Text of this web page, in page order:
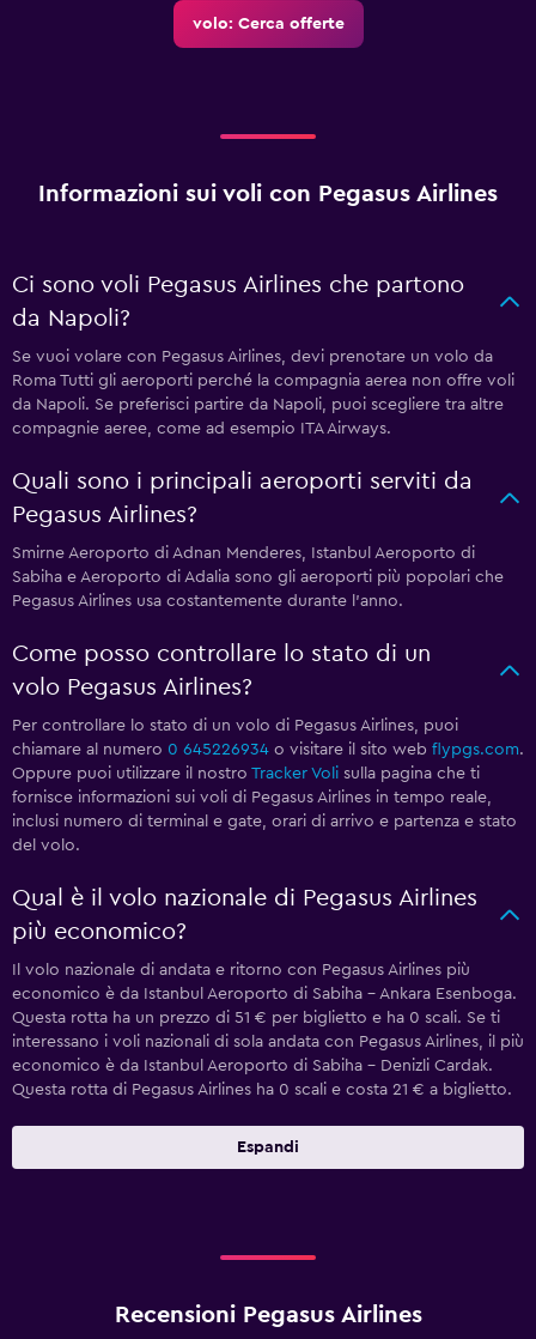
volo: Cerca offerte
Informazioni sui voli con Pegasus Airlines
Ci sono voli Pegasus Airlines che partono
da Napoli?
Se vuoi volare con Pegasus Airlines, devi prenotare un volo da
Roma Tutti gli aeroporti perché la compagnia aerea non offre voli
da Napoli. Se preferisci partire da Napoli, puoi scegliere tra altre
compagnie aeree, come ad esempio ITA Airways.
Quali sono i principali aeroporti serviti da
Pegasus Airlines?
Smirne Aeroporto di Adnan Menderes, Istanbul Aeroporto di
Sabiha e Aeroporto di Adalia sono gli aeroporti più popolari che
Pegasus Airlines usa costantemente durante l'anno.
Come posso controllare lo stato di un
volo Pegasus Airlines?
Per controllare lo stato di un volo di Pegasus Airlines, puoi
chiamare al numero 0 645226934 o visitare il sito web flypgs.com.
Oppure puoi utilizzare il nostro Tracker Voli sulla pagina che ti
fornisce informazioni sui voli di Pegasus Airlines in tempo reale,
inclusi numero di terminal e gate, orari di arrivo e partenza e stato
del volo.
Qual è il volo nazionale di Pegasus Airlines
più economico?
Il volo nazionale di andata e ritorno con Pegasus Airlines più
economico è da Istanbul Aeroporto di Sabiha - Ankara Esenboga.
Questa rotta ha un prezzo di 51 € per biglietto e ha 0 scali. Se ti
interessano i voli nazionali di sola andata con Pegasus Airlines, il più
economico è da Istanbul Aeroporto di Sabiha - Denizli Cardak.
Questa rotta di Pegasus Airlines ha 0 scali e costa 21 € a biglietto.
Espandi
Recensioni Pegasus Airlines